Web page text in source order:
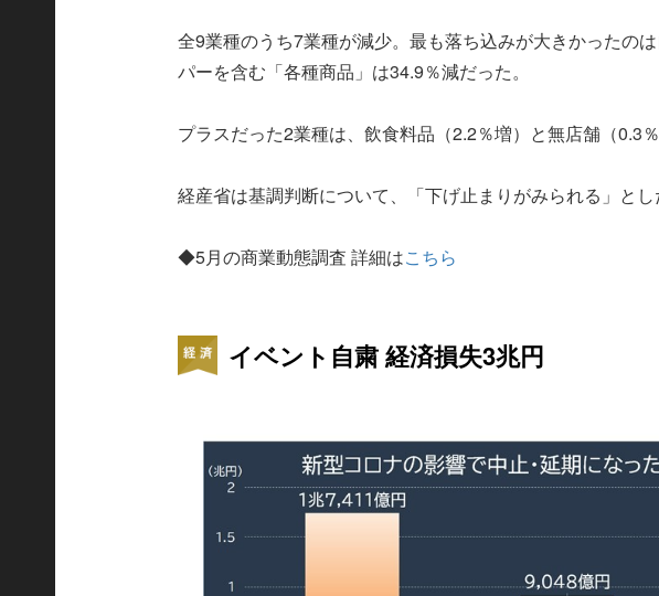
全9業種のうち7業種が減少。最も落ち込みが大きかったの
パーを含む「各種商品」は34.9％減だった。
プラスだった2業種は、飲食料品（2.2％増）と無店舗（0.3％
経産省は基調判断について、「下げ止まりがみられる」とし
◆5月の商業動態調査 詳細はこちら
イベント自粛 経済損失3兆円